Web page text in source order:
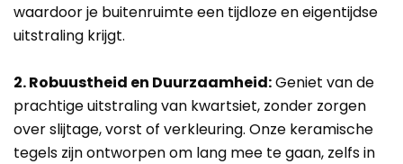
waardoor je buitenruimte een tijdloze en eigentijdse
uitstraling krijgt.
2. Robuustheid en Duurzaamheid:Geniet van de
prachtige uitstraling van kwartsiet, zonder zorgen
over slijtage, vorst of verkleuring. Onze keramische
tegels zijn ontworpen om lang mee te gaan, zelfs in